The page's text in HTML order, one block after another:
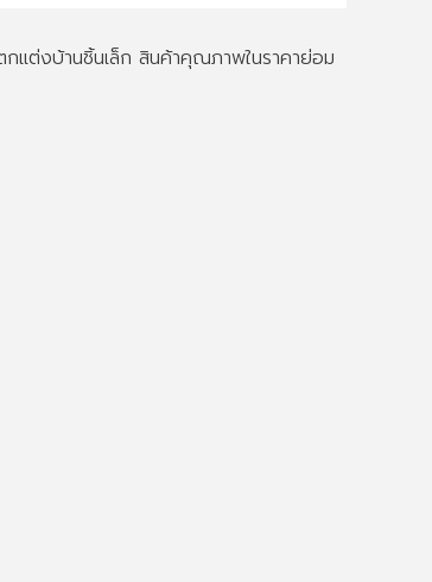
แต่งบ้านชิ้นเล็ก สินค้าคุณภาพในราคาย่อม